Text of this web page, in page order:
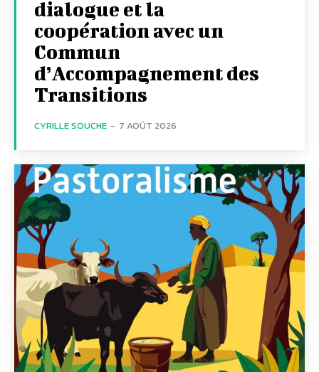
dialogue et la
coopération avec un
Commun
d’Accompagnement des
Transitions
CYRILLE SOUCHE - 7 AOÛT 2026